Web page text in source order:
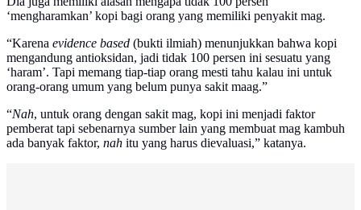
‘mengharamkan’ kopi bagi orang yang memiliki penyakit mag.
“Karena evidence based (bukti ilmiah) menunjukkan bahwa kopi
mengandung antioksidan, jadi tidak 100 persen ini sesuatu yang
‘haram’. Tapi memang tiap-tiap orang mesti tahu kalau ini untuk
orang-orang umum yang belum punya sakit maag.”
“Nah, untuk orang dengan sakit mag, kopi ini menjadi faktor
pemberat tapi sebenarnya sumber lain yang membuat mag kambuh
ada banyak faktor, nah itu yang harus dievaluasi,” katanya.